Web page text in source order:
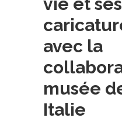
avec la
musée
Italie